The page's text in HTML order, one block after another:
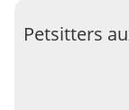
Petsitters